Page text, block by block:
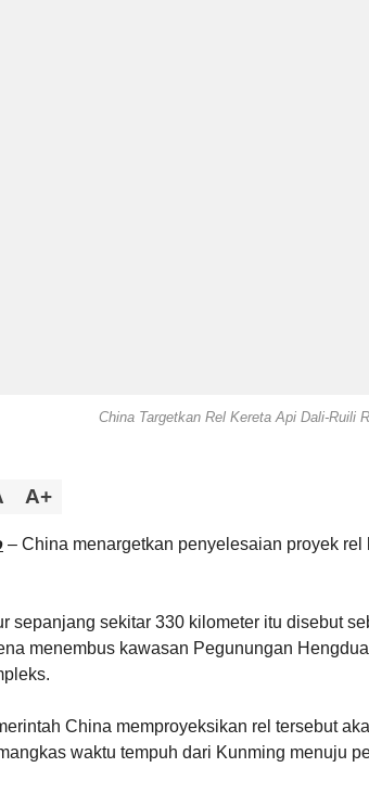
China Targetkan Rel Kereta Api Dali-Ruili
A+
– China menargetkan penyelesaian proyek
sepanjang sekitar 330 kilometer itu disebut
menembus kawasan Pegunungan
China memproyeksikan rel tersebut
waktu tempuh dari Kunming menuju